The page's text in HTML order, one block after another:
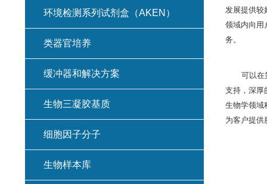
发展提供较
领域内向用
务。
可以在
支持，深厚
生物学领域
为客户提供
环境检测系列试剂盒（AKEN）
类器官培养
缓冲器和解决方案
生物三凝胶基质
细胞因子分子
生物样本库